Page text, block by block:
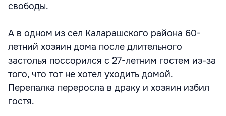
свободы.
А в одном из сел Каларашского района 60-
летний хозяин дома после длительного
застолья поссорился с 27-летним гостем из-за
того, что тот не хотел уходить домой.
Перепалка переросла в драку и хозяин избил
гостя.